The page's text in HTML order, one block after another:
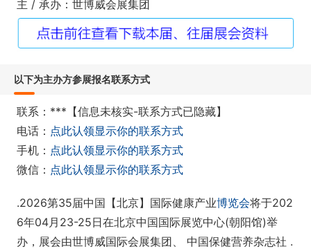
主 / 承办：世博威会展集团
以下为主办方参展报名联系方式
联系：***【信息未核实-联系方式已隐藏】
电话： 点此认领显示你的联系方式
手机： 点此认领显示你的联系方式
微信： 点此认领显示你的联系方式
.2026第35届中国【北京】国际健康产业博览会将于202
6年04月23-25日在北京中国国际展览中心(朝阳馆)举
办，展会由世博威国际会展集团、 中国保健营养杂志社 .